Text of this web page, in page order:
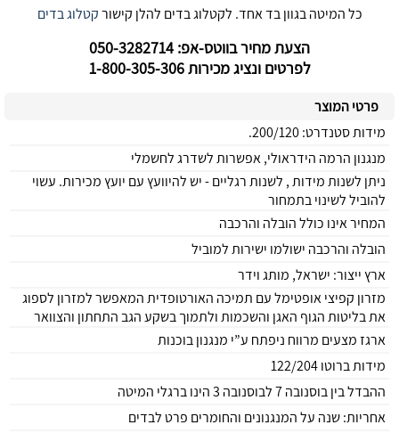
כל המיטה בגוון בד אחד. לקטלוג בדים להלן קישורקטלוג בדים
הצעת מחיר בווטס-אפ: 050-3282714
לפרטים ונציג מכירות 1-800-305-306
פרטי המוצר
מידות סטנדרט: 200/120.
מנגנון הרמה הידראולי, אפשרות לשדרג לחשמלי
ניתן לשנות מידות , לשנות רגליים - יש להיוועץ עם יועץ מכירות. עשוי
להוביל לשינוי בתמחור
המחיר אינו כולל הובלה והרכבה
הובלה והרכבה ישולמו ישירות למוביל
ארץ ייצור: ישראל, מותג וידר
מזרון קפיצי אופטימל עם תמיכה האורטופדית המאפשר למזרון לספוג
את בליטות הגוף האגן והשכמות ולתמוך בשקע הגב התחתון והצוואר
ארגז מצעים מרווח ניפתח ע”י מנגנון בוכנות
מידות ברוטו 122/204
ההבדל בין בוסנובה 7 לבוסנובה 3 הינו ברגלי המיטה
אחריות: שנה על המנגנונים והחומרים פרט לבדים